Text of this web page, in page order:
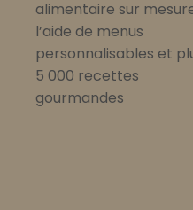
alimentaire sur
l’aide de menus
personnalisables et
5 000 recettes
gourmandes